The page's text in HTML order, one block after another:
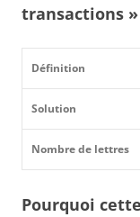
transactions »
Définition
Solution
Nombre de lettres
Pourquoi